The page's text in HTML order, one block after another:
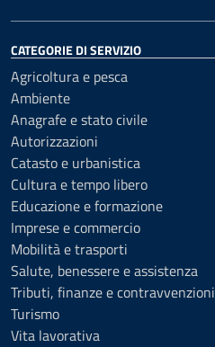
CATEGORIE DI SERVIZIO
Agricoltura e pesca
Ambiente
Anagrafe e stato civile
Autorizzazioni
Catasto e urbanistica
Cultura e tempo libero
Educazione e formazione
Imprese e commercio
Mobilità e trasporti
Salute, benessere e assistenza
Tributi, finanze e contravvenzioni
Turismo
Vita lavorativa